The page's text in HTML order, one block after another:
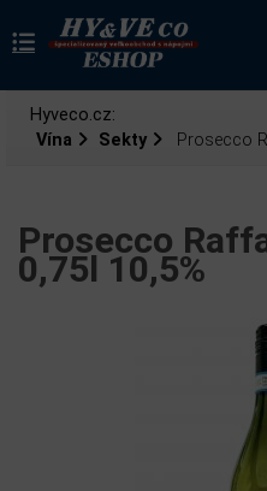
Hyveco.cz:
Vína
Sekty Prosecco
Prosecco
0,75l 10,5%